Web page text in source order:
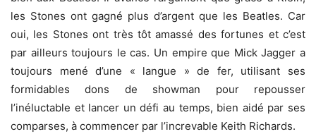
les Stones ont gagné plus d’argent que les Beatles. Car
oui, les Stones ont très tôt amassé des fortunes et c’est
par ailleurs toujours le cas. Un empire que Mick Jagger a
toujours mené d’une « langue » de fer, utilisant ses
formidables dons de showman pour repousser
l’inéluctable et lancer un défi au temps, bien aidé par ses
comparses, à commencer par l’increvable Keith Richards.